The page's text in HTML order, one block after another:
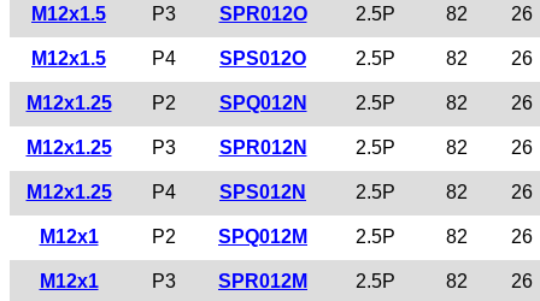
M12x1.5 P3 SPR012O 2.5P 82 26
M12x1.5 P4 SPS012O 2.5P 82 26
M12x1.25 P2 SPQ012N 2.5P 82 26
M12x1.25 P3 SPR012N 2.5P 82 26
M12x1.25 P4 SPS012N 2.5P 82 26
M12x1 P2 SPQ012M 2.5P 82 26
M12x1 P3 SPR012M 2.5P 82 26